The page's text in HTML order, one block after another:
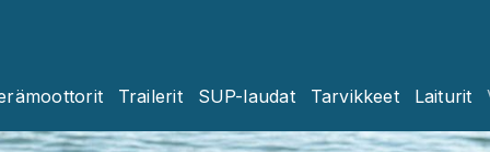
Trailerit SUP-laudat Tarvikkeet Laiturit